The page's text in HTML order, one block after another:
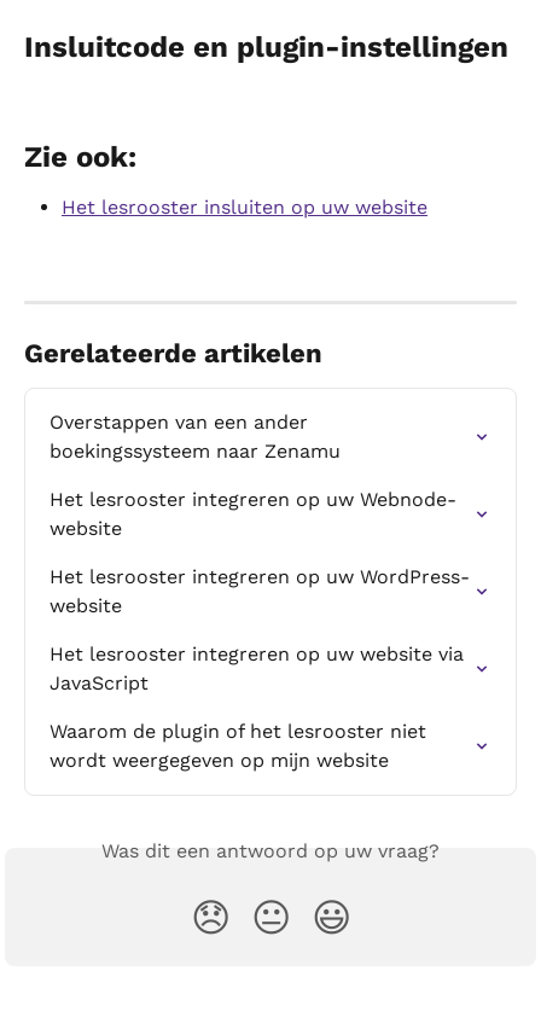
Insluitcode en plugin-instellingen
Zie ook:
Het lesrooster insluiten op uw website
Gerelateerde artikelen
Overstappen van een ander
boekingssysteem naar Zenamu
Het lesrooster integreren op uw Webnode-
website
Het lesrooster integreren op uw WordPress-
website
Het lesrooster integreren op uw website via
JavaScript
Waarom de plugin of het lesrooster niet
wordt weergegeven op mijn website
Was dit een antwoord op uw vraag?
😞 😐 😃